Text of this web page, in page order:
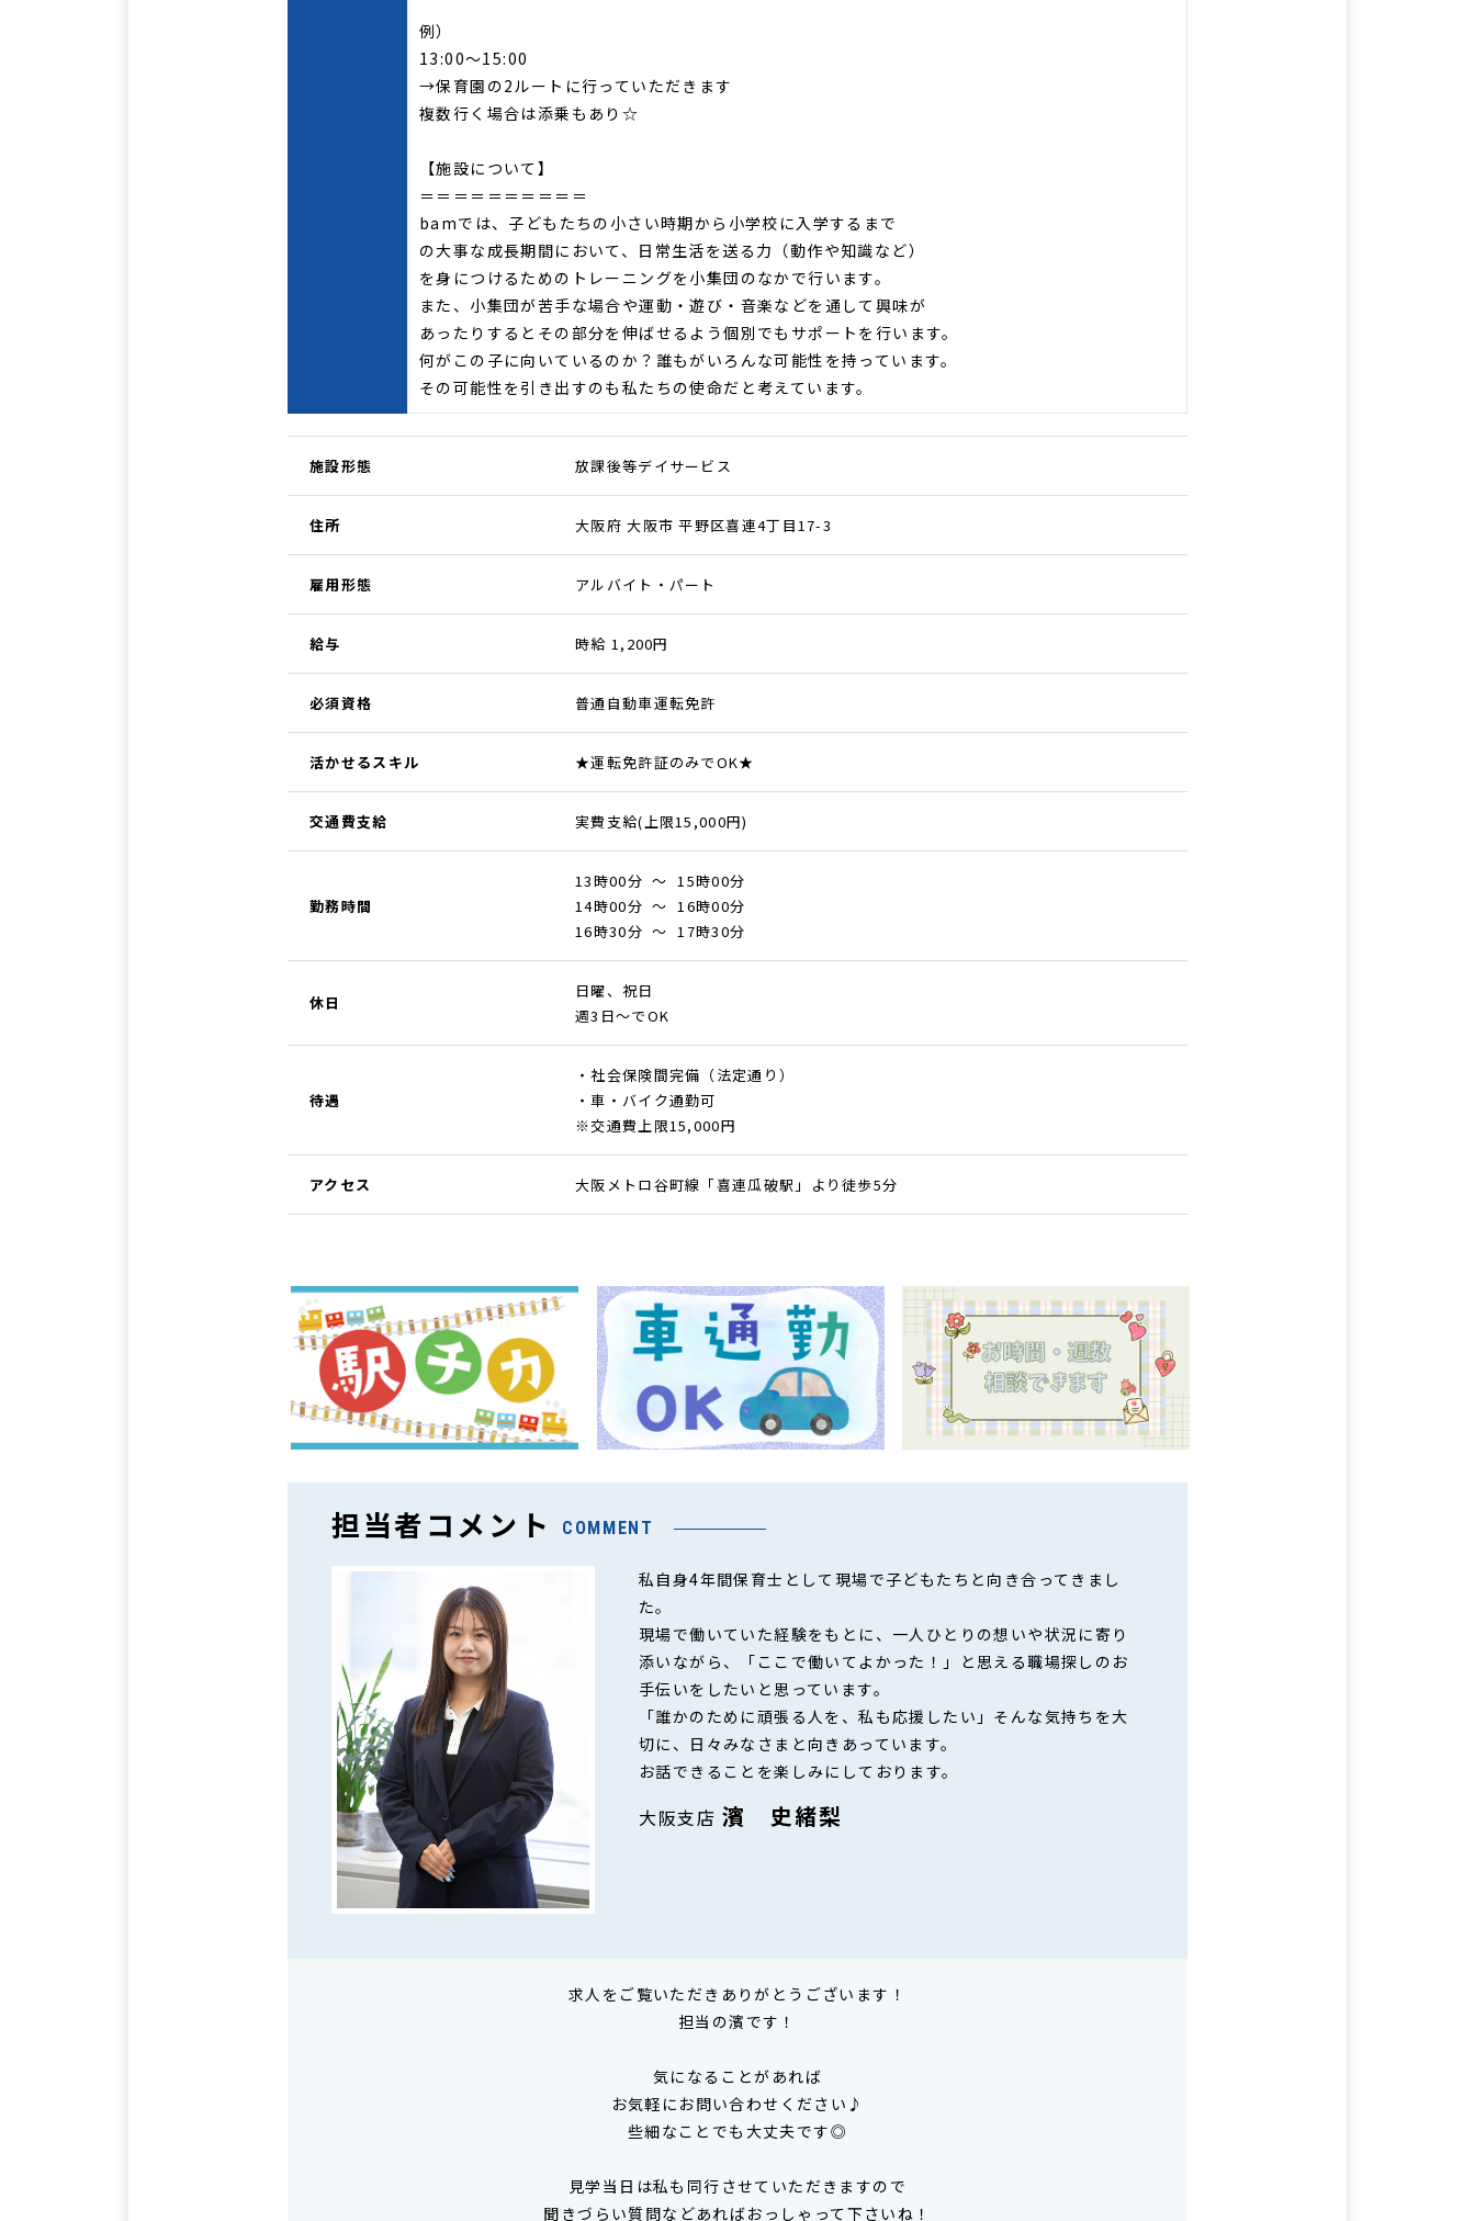
例）
13:00～15:00
→保育園の2ルートに行っていただきます
複数行く場合は添乗もあり☆
【施設について】
＝＝＝＝＝＝＝＝＝＝
bamでは、子どもたちの小さい時期から小学校に入学するまで
の大事な成長期間において、日常生活を送る力（動作や知識など）
を身につけるためのトレーニングを小集団のなかで行います。
また、小集団が苦手な場合や運動・遊び・音楽などを通して興味が
あったりするとその部分を伸ばせるよう個別でもサポートを行います。
何がこの子に向いているのか？誰もがいろんな可能性を持っています。
その可能性を引き出すのも私たちの使命だと考えています。
施設形態 放課後等デイサービス
住所 大阪府 大阪市 平野区喜連4丁目17-3
雇用形態 アルバイト・パート
給与 時給 1,200円
必須資格 普通自動車運転免許
活かせるスキル ★運転免許証のみでOK★
交通費支給 実費支給(上限15,000円)
勤務時間
13時00分 ～ 15時00分
14時00分 ～ 16時00分
16時30分 ～ 17時30分
休日
日曜、祝日
週3日～でOK
待遇
・社会保険間完備（法定通り）
・車・バイク通勤可
※交通費上限15,000円
アクセス 大阪メトロ谷町線「喜連瓜破駅」より徒歩5分
担当者コメント COMMENT
私自身4年間保育士として現場で子どもたちと向き合ってきまし
た。
現場で働いていた経験をもとに、一人ひとりの想いや状況に寄り
添いながら、「ここで働いてよかった！」と思える職場探しのお
手伝いをしたいと思っています。
「誰かのために頑張る人を、私も応援したい」そんな気持ちを大
切に、日々みなさまと向きあっています。
お話できることを楽しみにしております。
大阪支店 濱 史緒梨
求人をご覧いただきありがとうございます！
担当の濱です！
気になることがあれば
お気軽にお問い合わせください♪
些細なことでも大丈夫です◎
見学当日は私も同行させていただきますので
聞きづらい質問などあればおっしゃって下さいね！